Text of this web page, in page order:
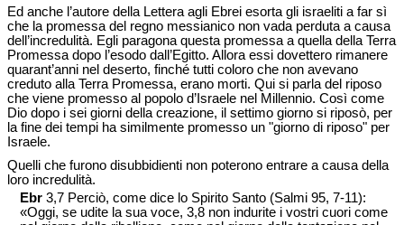
Ed anche l’autore della Lettera agli Ebrei esorta gli israeliti a far sì
che la promessa del regno messianico non vada perduta a causa
dell’incredulità. Egli paragona questa promessa a quella della Terra
Promessa dopo l’esodo dall’Egitto. Allora essi dovettero rimanere
quarant’anni nel deserto, finché tutti coloro che non avevano
creduto alla Terra Promessa, erano morti. Qui si parla del riposo
che viene promesso al popolo d’Israele nel Millennio. Così come
Dio dopo i sei giorni della creazione, il settimo giorno si riposò, per
la fine dei tempi ha similmente promesso un "giorno di riposo" per
Israele.
Quelli che furono disubbidienti non poterono entrare a causa della
loro incredulità.
Ebr 3,7 Perciò, come dice lo Spirito Santo (Salmi 95, 7-11):
«Oggi, se udite la sua voce, 3,8 non indurite i vostri cuori come